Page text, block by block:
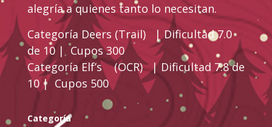
alegría a quienes tanto lo necesitan.
Categoría Deers (Trail) | Dificultad 7.0
de 10 | Cupos 300
Categoría Elf’s (OCR) | Dificultad 7.8 de
10 | Cupos 500
Categoría